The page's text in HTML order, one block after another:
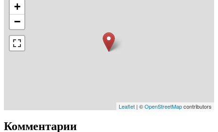
+
−
Leaflet | ©OpenStreetMapcontributors
Комментарии